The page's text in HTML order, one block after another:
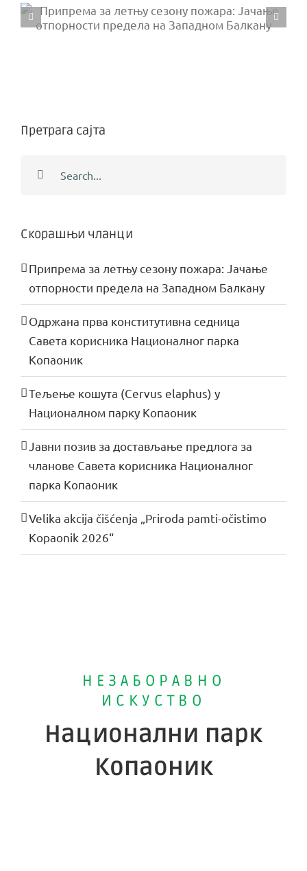
Одржана прва конститутивна
седница Савета корисника
Претрага сајта
for:
Скорашњи чланци
Припрема за летњу сезону пожара: Јачање
отпорности предела на Западном Балкану
Одржана прва конститутивна седница
Савета корисника Националног парка
Копаоник
Тељење кошута (Cervus elaphus) у
Националном парку Копаоник
Јавни позив за достављање предлога за
чланове Савета корисника Националног
парка Копаоник
Velika akcija čišćenja „Priroda pamti-očistimo
Kopaonik 2026“
НЕЗАБОРАВНО
ИСКУСТВО
Национални парк
Копаоник